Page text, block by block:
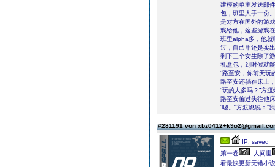
建模的单主发送邮
包，班里人手一份。
是对方在国外的游
戏给他，这些游戏
班里alpha多，他就
过，自己用还是卖
剩下三个女生除了
礼盒包，到时候就
“路至安，你前天玩
路至安还躺在床上
“玩的人多吗？”方
路至安偏过头往他
“嗯。”方渡燃说：“
#281191 von
IP: saved
第一卷
人间世
看最快更新无错小